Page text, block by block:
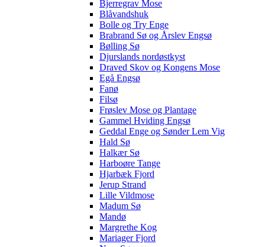
Bjerregrav Mose
Blåvandshuk
Bolle og Try Enge
Brabrand Sø og Årslev Engsø
Bølling Sø
Djurslands nordøstkyst
Draved Skov og Kongens Mose
Egå Engsø
Fanø
Filsø
Frøslev Mose og Plantage
Gammel Hviding Engsø
Geddal Enge og Sønder Lem Vig
Hald Sø
Halkær Sø
Harboøre Tange
Hjarbæk Fjord
Jerup Strand
Lille Vildmose
Madum Sø
Mandø
Margrethe Kog
Mariager Fjord